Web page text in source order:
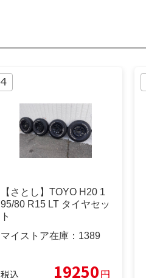
【さとし】TOYO H20 1
95/80 R15 LT タイヤセッ
ト
マイストア在庫： 1389
税込 19250円